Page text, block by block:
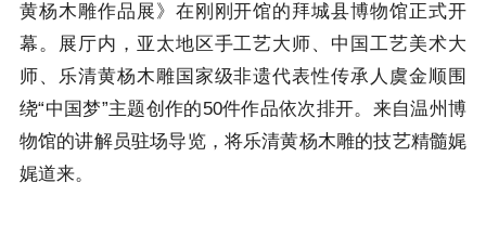
黄杨木雕作品展》在刚刚开馆的拜城县博物馆正式开
幕。展厅内，亚太地区手工艺大师、中国工艺美术大
师、乐清黄杨木雕国家级非遗代表性传承人虞金顺围
绕“中国梦”主题创作的50件作品依次排开。来自温州博
物馆的讲解员驻场导览，将乐清黄杨木雕的技艺精髓娓
娓道来。